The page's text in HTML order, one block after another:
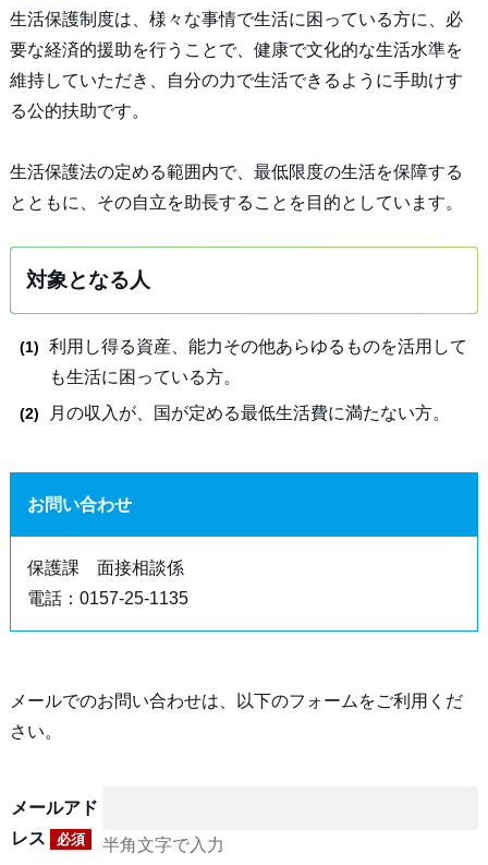
生活保護制度は、様々な事情で生活に困っている方に、必
要な経済的援助を行うことで、健康で文化的な生活水準を
維持していただき、自分の力で生活できるように手助けす
る公的扶助です。
生活保護法の定める範囲内で、最低限度の生活を保障する
とともに、その自立を助長することを目的としています。
対象となる人
利用し得る資産、能力その他あらゆるものを活用して
も生活に困っている方。
月の収入が、国が定める最低生活費に満たない方。
お問い合わせ
保護課 面接相談係
電話：0157-25-1135
メールでのお問い合わせは、以下のフォームをご利用くだ
さい。
メールアド
レス
必須 半角文字で入力